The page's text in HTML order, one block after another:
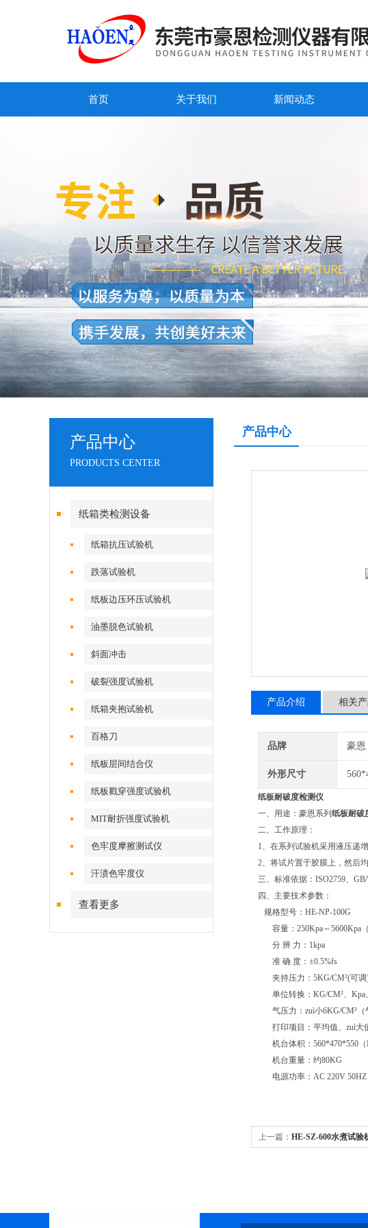
首页 关于我们 新闻动态
产品中心
PRODUCTS CENTER
纸箱类检测设备
纸箱抗压试验机
跌落试验机
纸板边压环压试验机
油墨脱色试验机
斜面冲击
破裂强度试验机
纸箱夹抱试验机
百格刀
纸板层间结合仪
纸板戳穿强度试验机
MIT耐折强度试验机
色牢度摩擦测试仪
汗渍色牢度仪
查看更多
产品中心
产品介绍 相关
品牌 豪恩
外形尺寸
纸板耐破度检测仪
一、用途：豪恩系列 纸板耐破
二、工作原理：
1、在系列试验机采用液压递
2、将试片置于胶膜上，然后
三、标准依据：ISO2759、
四、主要技术参数：
规格型号：HE-NP-100G
容量：250Kpa～5600Kpa
分 辨 力：1kpa
准 确 度：±0.5%fs
夹持压力：5KG/CM²(可调
单位转换：KG/CM²、Kpa
气压力：zuì小6KG/CM²（
打印项目：平均值、zuì大
机台体积：560*470*550（
机台重量：约80KG
电源功率：AC 220V 50HZ
上一篇： HE-SZ-600水煮试验